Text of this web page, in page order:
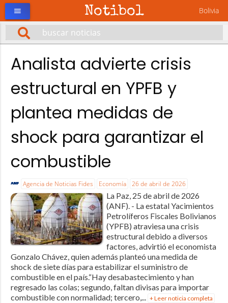
Notibol Bolivia
menu
Analista advierte crisis
estructural en YPFB y
plantea medidas de
shock para garantizar el
combustible
Agencia de Noticias Fides Economía 26 de abril de 2026
La Paz, 25 de abril de 2026
(ANF). - La estatal Yacimientos
Petrolíferos Fiscales Bolivianos
(YPFB) atraviesa una crisis
estructural debido a diversos
factores, advirtió el economista
Gonzalo Chávez, quien además planteó una medida de
shock de siete días para estabilizar el suministro de
combustible en el país.“Hay desabastecimiento y han
regresado las colas; segundo, faltan divisas para importar
combustible con normalidad; tercero,... + Leer noticia completa